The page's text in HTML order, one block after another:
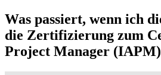
Was passiert, wenn ich
die Zertifizierung zum
Project Manager (IAPM)